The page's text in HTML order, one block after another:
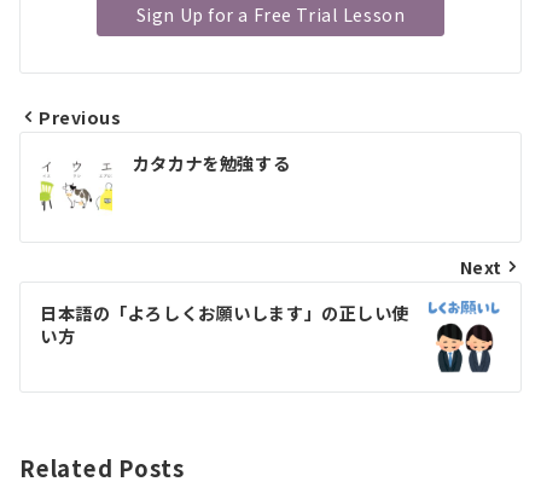
Sign Up for a Free Trial Lesson
稿
ナ
ビ
ゲ
ー
シ
ン
Previous
カタカナを勉強する
Next
日本語の「よろしくお願いします」の正しい使
い方
Related Posts